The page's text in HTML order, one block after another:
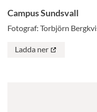
Campus Sundsvall
Fotograf: Torbjörn
Ladda ner